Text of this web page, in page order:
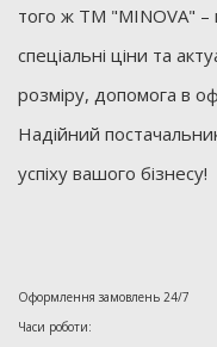
того ж ТМ "MINOVA" –
спеціальні ціни та
розміру, допомога в
Надійний
успіху вашого бізнесу!
Оформлення замовлень 24/7
Часи роботи: